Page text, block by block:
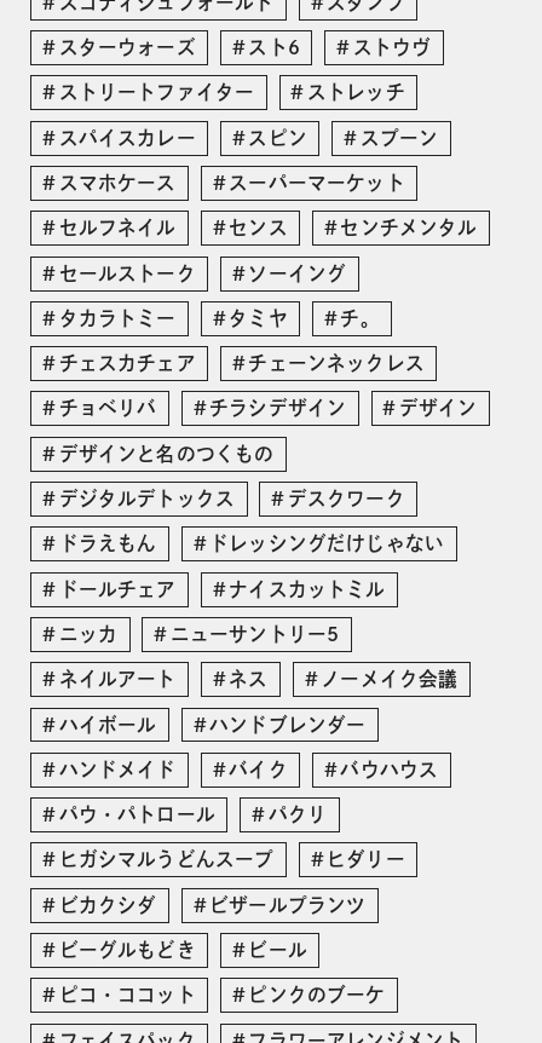
スターウォーズ スト6 ストウヴ
ストリートファイター ストレッチ
スパイスカレー スピン スプーン
スマホケース スーパーマーケット
セルフネイル センス センチメンタル
セールストーク ソーイング
タカラトミー タミヤ チ。
チェスカチェア チェーンネックレス
チョベリバ チラシデザイン デザイン
デザインと名のつくもの
デジタルデトックス デスクワーク
ドラえもん ドレッシングだけじゃない
ドールチェア ナイスカットミル
ニッカ ニューサントリー5
ネイルアート ネス ノーメイク会議
ハイボール ハンドブレンダー
ハンドメイド バイク バウハウス
パウ・パトロール パクリ
ヒガシマルうどんスープ ヒダリー
ビカクシダ ビザールプランツ
ビーグルもどき ビール
ピコ・ココット ピンクのブーケ